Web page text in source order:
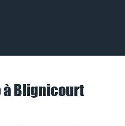
à Blignicourt